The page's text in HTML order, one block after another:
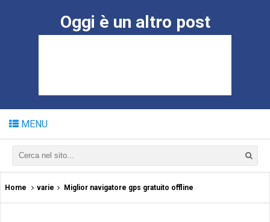
Oggi è un altro post
MENU
Home varie Miglior navigatore gps gratuito offline